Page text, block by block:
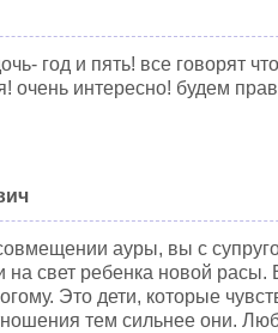
год и пять! все говорят
очень интересно! будем
ауры, вы с
на свет ребенка новой расы.
Это дети, которые
тем сильнее они.